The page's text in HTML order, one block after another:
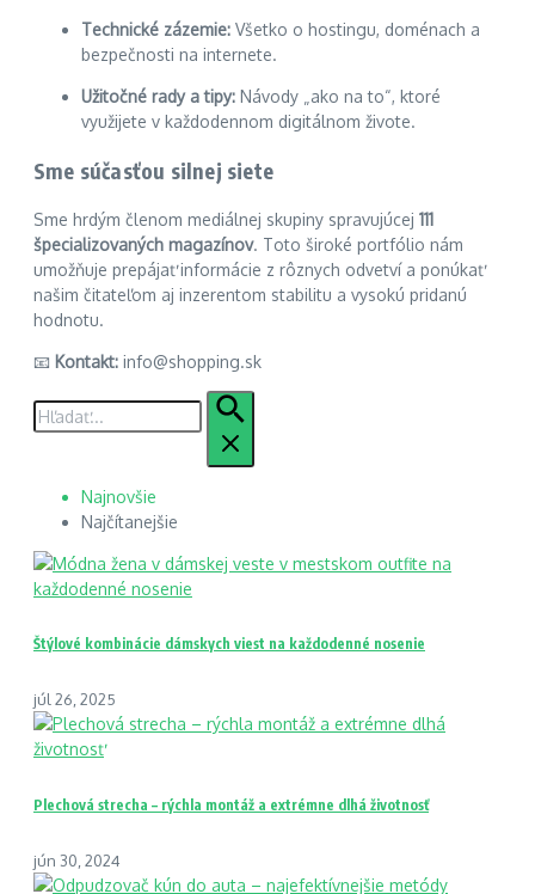
Technické zázemie: Všetko o hostingu, doménach a
bezpečnosti na internete.
Užitočné rady a tipy: Návody „ako na to“, ktoré
využijete v každodennom digitálnom živote.
Sme súčasťou silnej siete
Sme hrdým členom mediálnej skupiny spravujúcej 111
špecializovaných magazínov. Toto široké portfólio nám
umožňuje prepájať informácie z rôznych odvetví a ponúkať
našim čitateľom aj inzerentom stabilitu a vysokú pridanú
hodnotu.
📧 Kontakt: info@shopping.sk
Hľadať:
Najnovšie
Najčítanejšie
Štýlové kombinácie dámskych viest na každodenné nosenie
júl 26, 2025
Plechová strecha – rýchla montáž a extrémne dlhá životnosť
jún 30, 2024